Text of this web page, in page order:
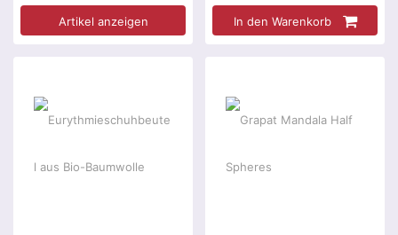
Artikel anzeigen In den Warenkorb